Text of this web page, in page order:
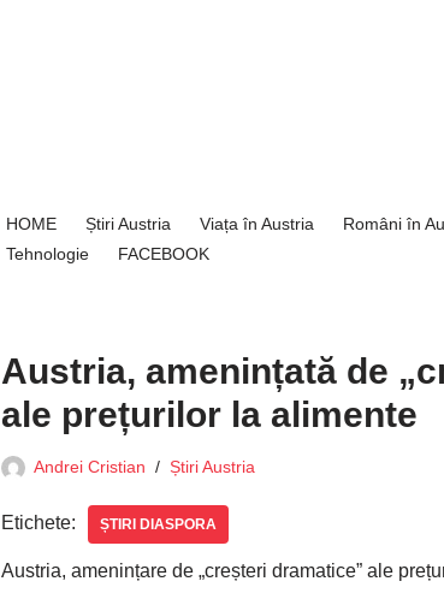
HOME Știri Austria Viața în Austria Români în
Tehnologie
FACEBOOK
Austria, amenințată de
ale prețurilor la alimente
Andrei Cristian Știri Austria
Etichete: ȘTIRI DIASPORA
Austria, amenințare de „creșteri dramatice” ale